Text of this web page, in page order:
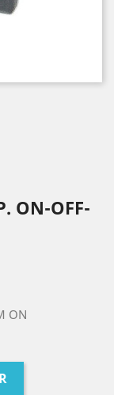
ON-OFF-
ON